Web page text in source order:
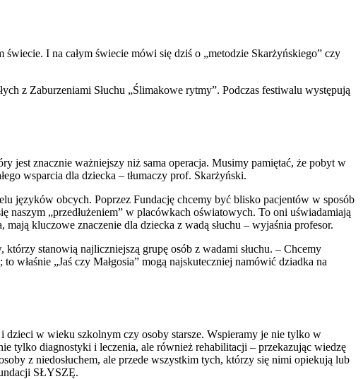
I na całym świecie mówi się dziś o „metodzie Skarżyńskiego” czy
z Zaburzeniami Słuchu „Ślimakowe rytmy”. Podczas festiwalu występują
jest znacznie ważniejszy niż sama operacja. Musimy pamiętać, że pobyt w
wsparcia dla dziecka – tłumaczy prof. Skarżyński.
języków obcych. Poprzez Fundację chcemy być blisko pacjentów w sposób
naszym „przedłużeniem” w placówkach oświatowych. To oni uświadamiają
kluczowe znaczenie dla dziecka z wadą słuchu – wyjaśnia profesor.
stanowią najliczniejszą grupę osób z wadami słuchu. – Chcemy
właśnie „Jaś czy Małgosia” mogą najskuteczniej namówić dziadka na
i dzieci w wieku szkolnym czy osoby starsze. Wspieramy je nie tylko w
tylko diagnostyki i leczenia, ale również rehabilitacji – przekazując wiedzę
z niedosłuchem, ale przede wszystkim tych, którzy się nimi opiekują lub
SŁYSZĘ.